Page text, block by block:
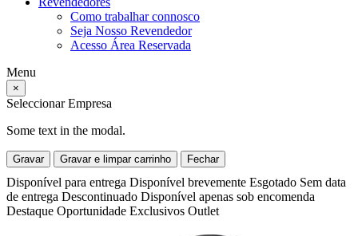
Como trabalhar connosco
Seja Nosso Revendedor
Acesso Área Reservada
Menu
×
Seleccionar Empresa
Some text in the modal.
Gravar Gravar e limpar carrinho Fechar
Disponível para entrega Disponível brevemente Esgotado Sem data
de entrega Descontinuado Disponível apenas sob encomenda
Destaque Oportunidade Exclusivos Outlet